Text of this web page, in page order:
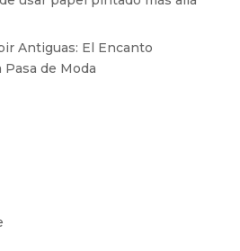
Antiguas: El Encanto
de Moda